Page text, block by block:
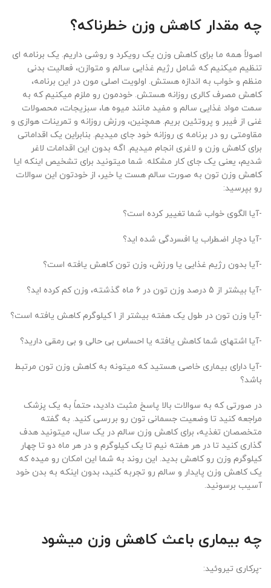
چه مقدار کاهش وزن خطرناکه؟
اصولاً همه ما برای کاهش وزن یک رویکرد و روشی داریم. یک برنامه ‌ای
تنظیم میکنیم که شامل رژیم غذایی سالم و متوازن، فعالیت بدنی
منظم و خواب به اندازه هستش. اولویت اصلی مون در این برنامه،
کاهش مصرف کالری روزانه هستش. خودمون رو ملزم میکنیم که به
سمت مواد غذایی سالم و مفید مانند میوه‌ ها، سبزیجات، محصولات
غنی از فیبر و پروتئین بریم. همچنین، ورزش روزانه و تمرینات هوازی و
مقاومتی رو در برنامه ‌ی روزانه خود جای میدیم. بنابراین یک اقداماتی
برای کاهش وزن و لاغری انجام میدیم. اگه بدون این اقدامات لاغر
شدیم، یعنی یک جای کار مشکله. شما میتونید برای تشخیص اینکه ایا
کاهش وزن تون به صورت سالم هست یا خیر، از خودتون این سوالات
رو بپرسید:
-آیا الگوی خواب شما تغییر کرده است؟
-آیا دچار اضطراب یا افسردگی شده ‌اید؟
-آیا بدون رژیم غذایی یا ورزش، وزن تون کاهش یافته است؟
-آیا بیشتر از 5 درصد وزن تون در 6 ماه گذشته، وزن کم کرده اید؟
-آیا وزن تون در طول یک هفته بیشتر از 1 کیلوگرم کاهش یافته است؟
-آیا اشتهای شما کاهش یافته یا احساس بی ‌حالی و بی ‌رمقی دارید؟
-آیا دارای بیماری خاصی هستید که میتونه به کاهش وزن تون مرتبط
باشد؟
در صورتی که به سوالات بالا پاسخ مثبت دادید، حتماً به یک پزشک
مراجعه کنید تا وضعیت جسمانی تون رو بررسی کنید. به گفته
متخصصان تغذیه، برای کاهش وزن سالم در یک سال، میتونید هدف
گذاری کنید تا در هر هفته نیم تا یک کیلوگرم و در هر ماه دو تا چهار
کیلوگرم وزن رو کاهش بدید. این روند به شما این امکان رو میده که
یک کاهش وزن پایدار و سالم رو تجربه کنید، بدون اینکه به بدن خود
آسیب برسونید.
چه بیماری باعث کاهش وزن میشود
-پرکاری تیروئید: